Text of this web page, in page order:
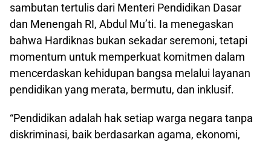
sambutan tertulis dari Menteri Pendidikan Dasar
dan Menengah RI, Abdul Mu’ti. Ia menegaskan
bahwa Hardiknas bukan sekadar seremoni, tetapi
momentum untuk memperkuat komitmen dalam
mencerdaskan kehidupan bangsa melalui layanan
pendidikan yang merata, bermutu, dan inklusif.
“Pendidikan adalah hak setiap warga negara tanpa
diskriminasi, baik berdasarkan agama, ekonomi,